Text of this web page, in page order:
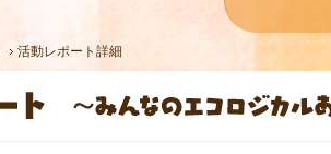
活動レポート詳細